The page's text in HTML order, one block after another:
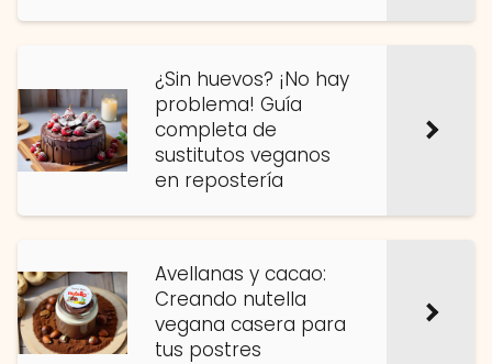
¿Sin huevos? ¡No hay
problema! Guía
completa de
sustitutos veganos
en repostería
Avellanas y cacao:
Creando nutella
vegana casera para
tus postres